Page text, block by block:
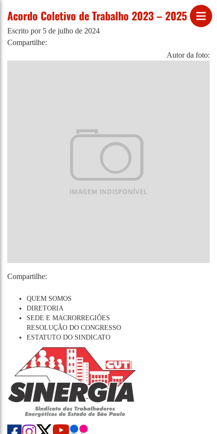
Acordo Coletivo de Trabalho 2023 – 2025
Escrito por 5 de julho de 2024
Compartilhe:
Autor da foto:
Compartilhe:
QUEM SOMOS
DIRETORIA
SEDE E MACRORREGIÕES
RESOLUÇÃO DO CONGRESSO
ESTATUTO DO SINDICATO